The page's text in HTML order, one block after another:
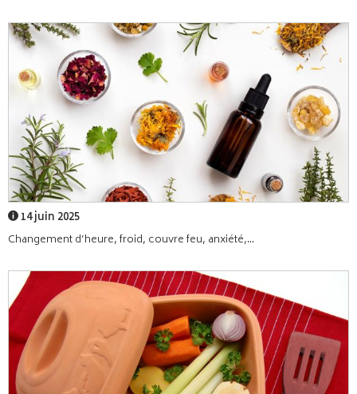
14 juin 2025
Changement d’heure, froid, couvre feu, anxiété,...